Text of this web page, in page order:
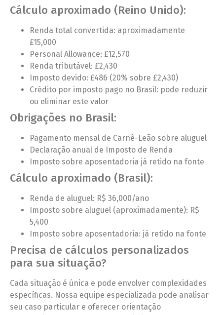
Cálculo aproximado (Reino Unido):
Renda total convertida: aproximadamente
£15,000
Personal Allowance: £12,570
Renda tributável: £2,430
Imposto devido: £486 (20% sobre £2,430)
Crédito por imposto pago no Brasil: pode reduzir
ou eliminar este valor
Obrigações no Brasil:
Pagamento mensal de Carnê-Leão sobre aluguel
Declaração anual de Imposto de Renda
Imposto sobre aposentadoria já retido na fonte
Cálculo aproximado (Brasil):
Renda de aluguel: R$ 36,000/ano
Imposto sobre aluguel (aproximadamente): R$
5,400
Imposto sobre aposentadoria: já retido na fonte
Precisa de cálculos personalizados
para sua situação?
Cada situação é única e pode envolver complexidades
específicas. Nossa equipe especializada pode analisar
seu caso particular e oferecer orientação